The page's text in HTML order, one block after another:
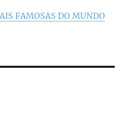
FAMOSAS DO MUNDO